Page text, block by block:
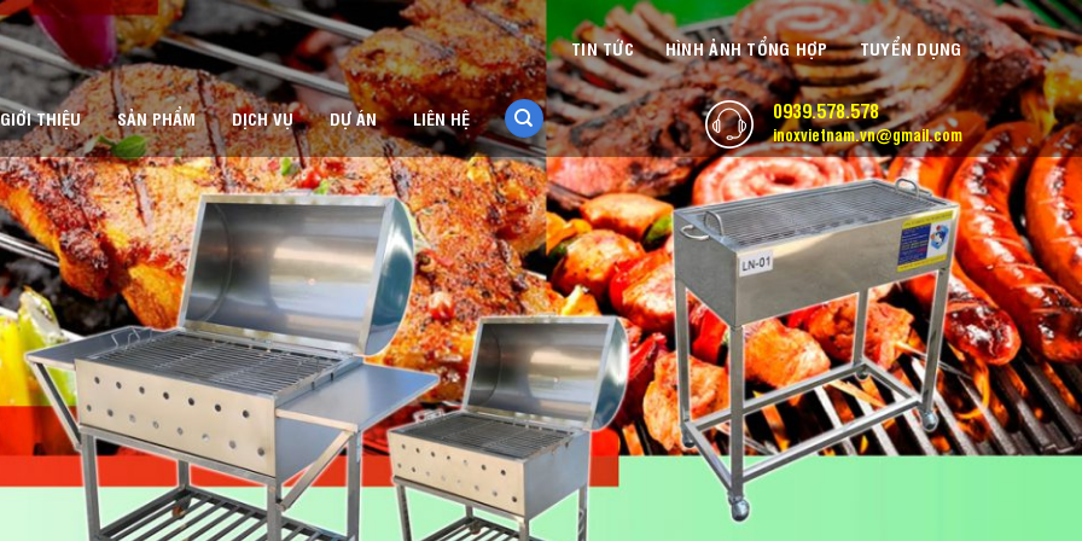
GIỚI THIỆU SẢN PHẨM DỊCH VỤ DỰ ÁN LIÊN HỆ 0939.578.578
inoxvietnam.vn@gmail.com
TIN TỨC HÌNH ẢNH TỔNG HỢP TUYỂN DỤNG